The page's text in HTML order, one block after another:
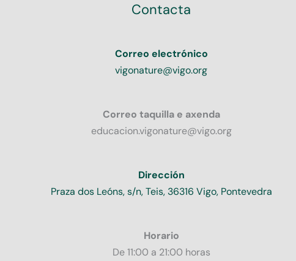
Contacta
Correo electrónico
vigonature@vigo.org
Correo taquilla e axenda
educacion.vigonature@vigo.org
Dirección
Praza dos Leóns, s/n, Teis, 36316 Vigo, Pontevedra
Horario
De 11:00 a 21:00 horas